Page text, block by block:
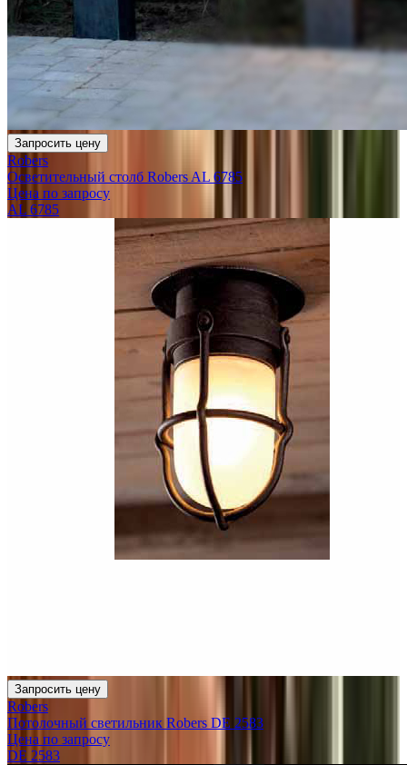
Запросить цену
Robers
Осветительный столб Robers AL 6785
Цена по запросу
AL 6785
Запросить цену
Robers
Потолочный светильник Robers DE 2583
Цена по запросу
DE 2583